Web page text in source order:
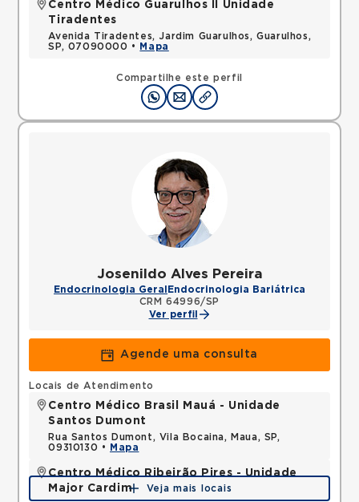
Compartilhe este perfil
Centro Médico Guarulhos II Unidade
Tiradentes
Avenida Tiradentes, Jardim Guarulhos, Guarulhos,
SP, 07090000 •
Mapa
Josenildo Alves Pereira
Endocrinologia Geral Endocrinologia Bariátrica
CRM 64996/SP
Ver perfil
Agende uma consulta
Locais de Atendimento
Centro Médico Brasil Mauá - Unidade
Santos Dumont
Rua Santos Dumont, Vila Bocaina, Maua, SP,
09310130 •
Mapa
Centro Médico Ribeirão Pires - Unidade
Major Cardim
Veja mais locais